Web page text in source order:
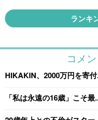
ランキ